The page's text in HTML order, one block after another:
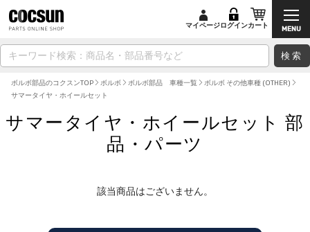
検索
マイページログインカート
ボルボ部品のコクスンTOP ボルボ ボルボ部品 車種一覧
ボルボ その他車種 (OTHER)
サマータイヤ・ホイールセット
サマータイヤ・ホイールセット 部
品・パーツ
該当商品はございません。